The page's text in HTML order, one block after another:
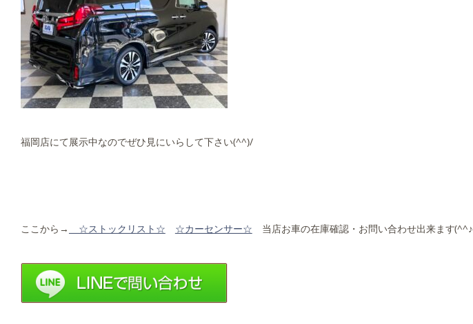
福岡店にて展示中なのでぜひ見にいらして下さい(^^)/
ここから→ ☆ストックリ スト☆ ☆カーセンサー☆ 当店お車の在庫確認・お問い合わせ出来ます(^^♪